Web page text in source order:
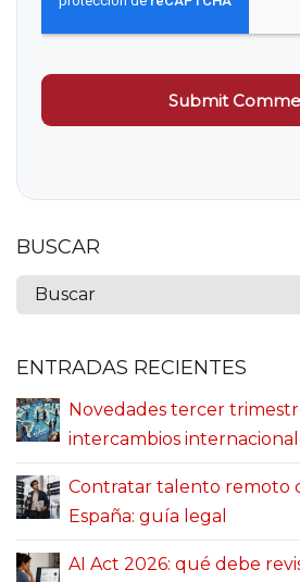
BUSCAR
ENTRADAS RECIENTES
Novedades tercer
intercambios
Contratar talento remoto
España: guía legal
AI Act 2026: qué debe